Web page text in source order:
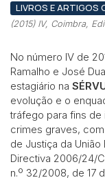
LIVROS E ARTIGOS
(2015) IV, Coimbra,
No número IV de
Ramalho e José
estagiário na
evolução e o
tráfego para fins
crimes graves,
de Justiça da
Directiva 2006/24/
n.º 32/2008, de 17